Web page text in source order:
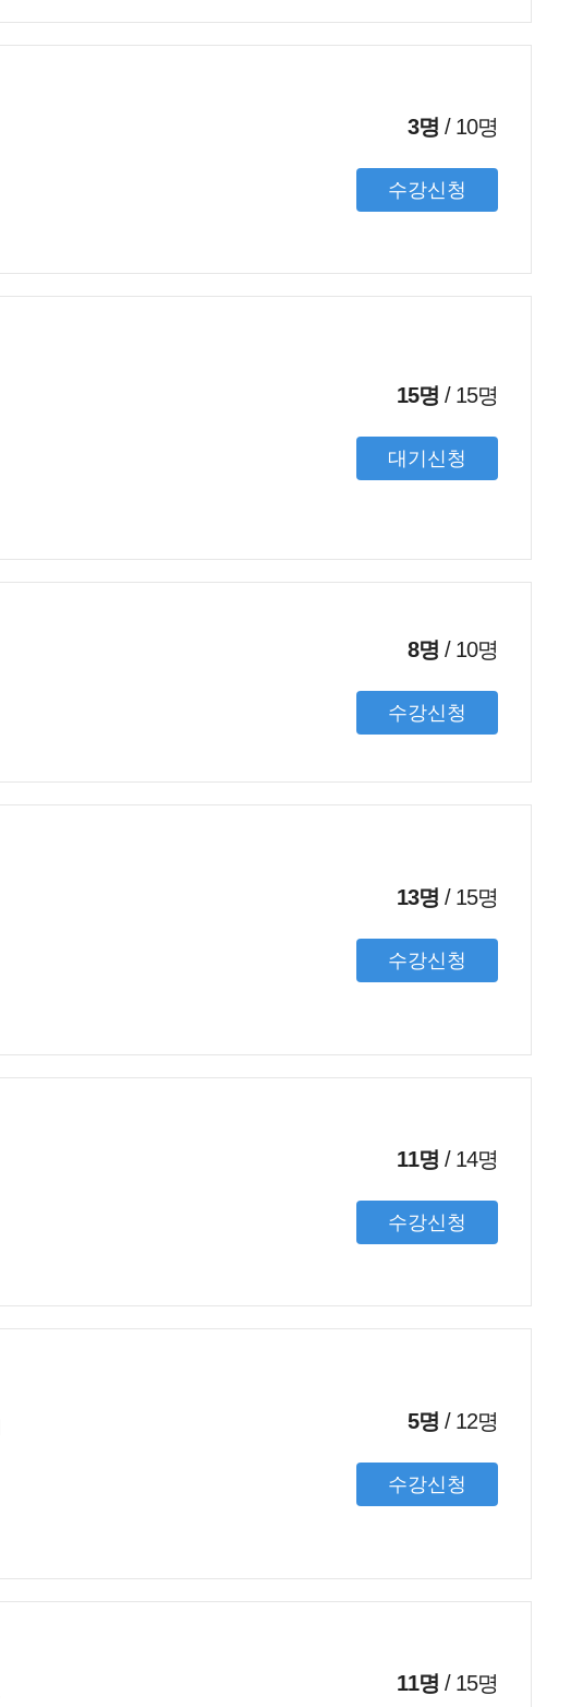
3명 / 10명
수강신청
15명 / 15명
대기신청
8명 / 10명
수강신청
13명 / 15명
수강신청
11명 / 14명
수강신청
5명 / 12명
수강신청
11명 / 15명